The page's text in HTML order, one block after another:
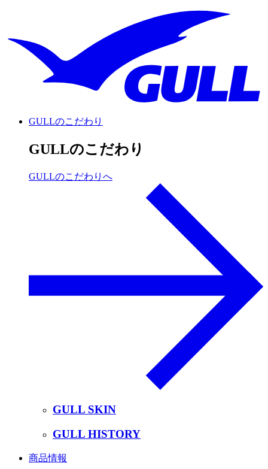
GULLのこだわり
GULLのこだわり
GULLのこだわりへ
GULL SKIN
GULL HISTORY
商品情報